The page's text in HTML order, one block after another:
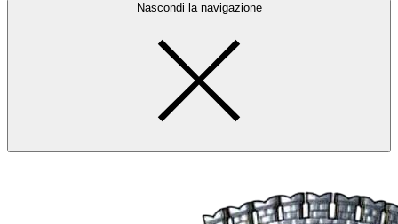
Nascondi la navigazione